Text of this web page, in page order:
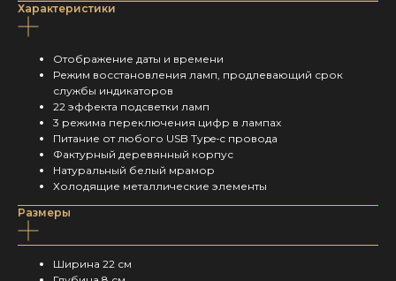
Характеристики
Отображение даты и времени
Режим восстановления ламп, продлевающий срок
службы индикаторов
22 эффекта подсветки ламп
3 режима переключения цифр в лампах
Питание от любого USB Type-c провода
Фактурный деревянный корпус
Натуральный белый мрамор
Холодящие металлические элементы
Размеры
Ширина 22 см